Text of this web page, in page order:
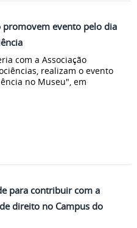
promovem evento pelo dia
com a Associação
realizam o evento
no Museu", em
para contribuir com a
direito no Campus do